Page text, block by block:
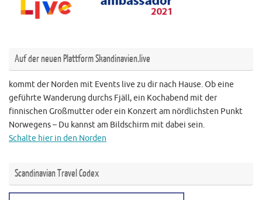
Auf der neuen Plattform Skandinavien.live
kommt der Norden mit Events live zu dir nach Hause. Ob eine
geführte Wanderung durchs Fjäll, ein Kochabend mit der
finnischen Großmutter oder ein Konzert am nördlichsten Punkt
Norwegens – Du kannst am Bildschirm mit dabei sein.
Schalte hier in den Norden
Scandinavian Travel Codex